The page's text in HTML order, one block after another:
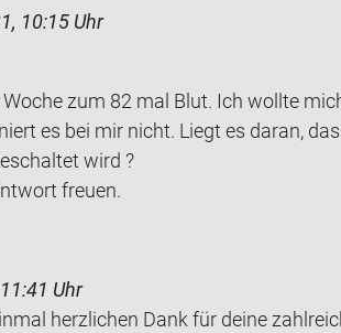
10:15 Uhr
zum 82 mal Blut. Ich woll­te
es bei mir nicht. Liegt es daran,
wird ?
freu­en.
Uhr
herzlichen Dank für deine